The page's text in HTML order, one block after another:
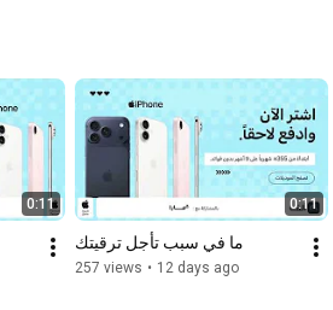
0:11 0:11
ما في سبب تأجل ترقيتك
257 views • 12 days ago